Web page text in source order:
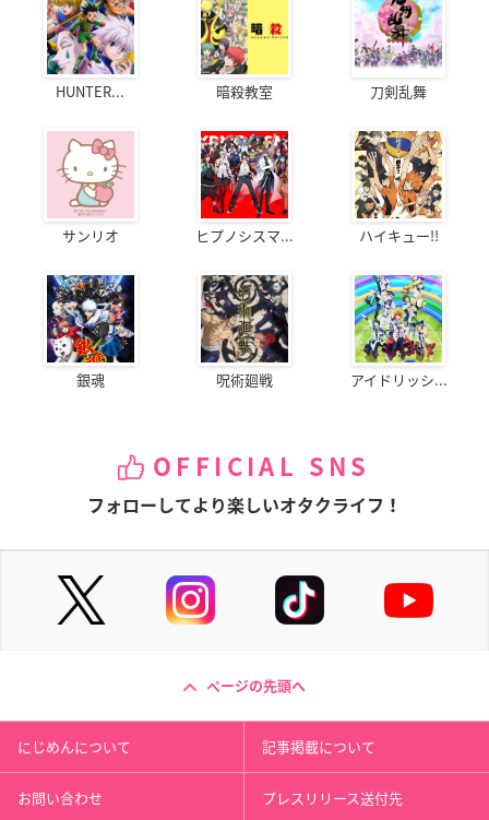
HUNTER... 暗殺教室 刀剣乱舞
サンリオ ヒプノシスマ... ハイキュー!!
銀魂 呪術廻戦 アイドリッシ...
OFFICIAL SNS
フォローしてより楽しいオタクライフ！
ページの先頭へ
にじめんについて 記事掲載について
お問い合わせ プレスリリース送付先